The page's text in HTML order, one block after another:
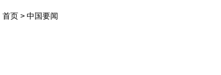
首页 > 中国要闻